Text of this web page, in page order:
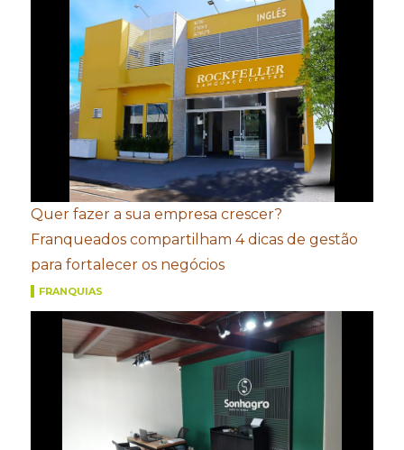
Quer fazer a sua empresa crescer?
Franqueados compartilham 4 dicas de gestão
para fortalecer os negócios
FRANQUIAS